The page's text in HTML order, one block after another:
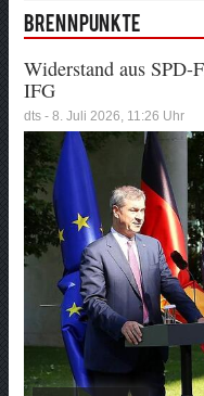
Brennpunkte
Widerstand aus SPD-
IFG
dts - 8. Juli 2026, 11:26 Uhr